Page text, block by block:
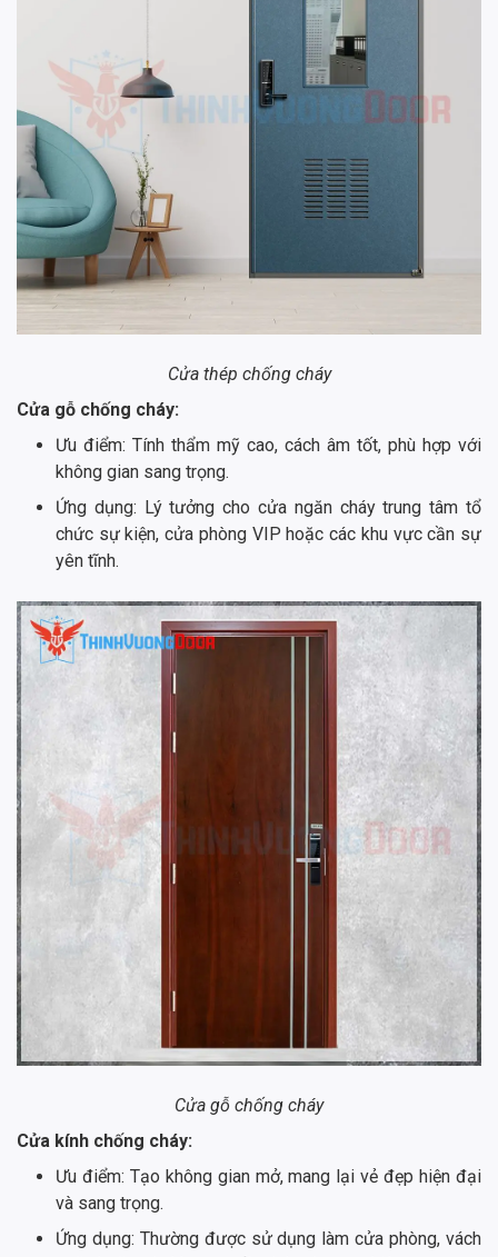
Cửa thép chống cháy
Cửa gỗ chống cháy:
Ưu điểm: Tính thẩm mỹ cao, cách âm tốt, phù hợp với
không gian sang trọng.
Ứng dụng: Lý tưởng cho cửa ngăn cháy trung tâm tổ
chức sự kiện, cửa phòng VIP hoặc các khu vực cần sự
yên tĩnh.
Cửa gỗ chống cháy
Cửa kính chống cháy:
Ưu điểm: Tạo không gian mở, mang lại vẻ đẹp hiện đại
và sang trọng.
Ứng dụng: Thường được sử dụng làm cửa phòng, vách